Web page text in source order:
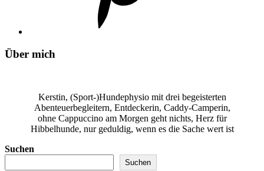
Über mich
Kerstin, (Sport-)Hundephysio mit drei begeisterten
Abenteuerbegleitern, Entdeckerin, Caddy-Camperin,
ohne Cappuccino am Morgen geht nichts, Herz für
Hibbelhunde, nur geduldig, wenn es die Sache wert ist
Suchen
Suchen